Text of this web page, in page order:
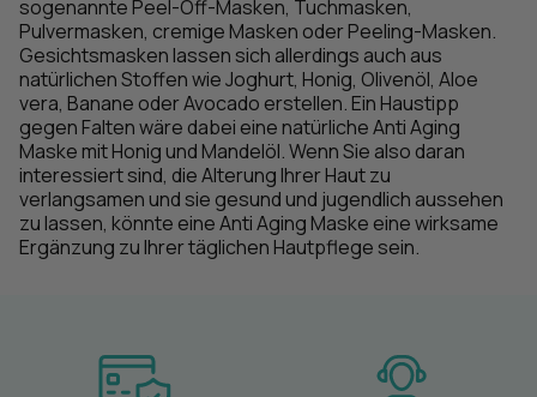
sogenannte Peel-Off-Masken, Tuchmasken,
Pulvermasken, cremige Masken oder Peeling-Masken.
Gesichtsmasken lassen sich allerdings auch aus
natürlichen Stoffen wie Joghurt, Honig, Olivenöl, Aloe
vera, Banane oder Avocado erstellen. Ein Haustipp
gegen Falten wäre dabei eine natürliche Anti Aging
Maske mit Honig und Mandelöl. Wenn Sie also daran
interessiert sind, die Alterung Ihrer Haut zu
verlangsamen und sie gesund und jugendlich aussehen
zu lassen, könnte eine Anti Aging Maske eine wirksame
Ergänzung zu Ihrer täglichen Hautpflege sein.